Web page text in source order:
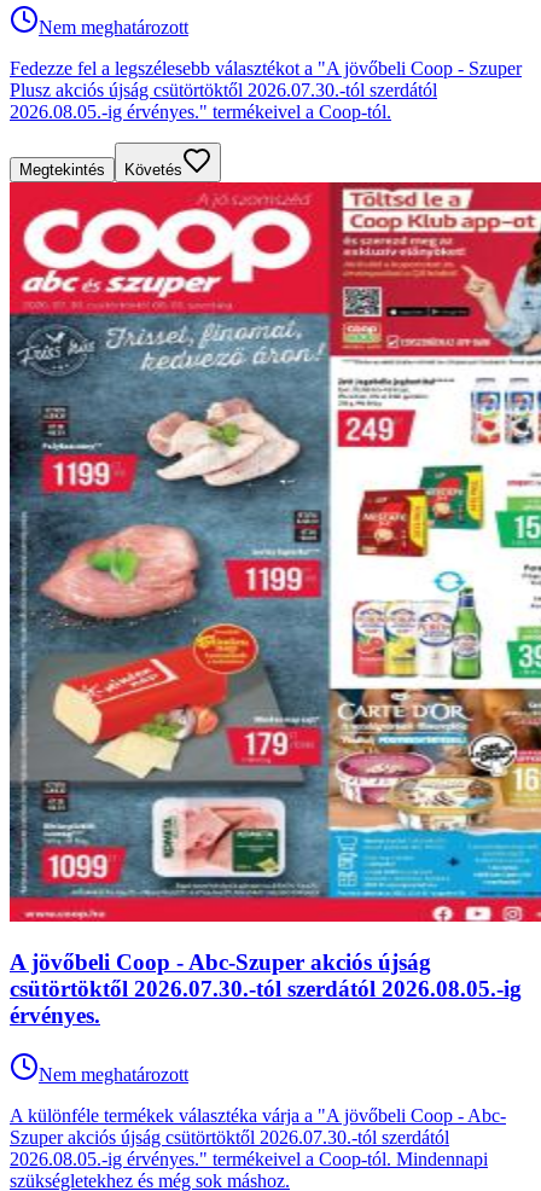
Nem meghatározott
Fedezze fel a legszélesebb választékot a "A jövőbeli Coop - Szuper
Plusz akciós újság csütörtöktől 2026.07.30.-tól szerdától
2026.08.05.-ig érvényes." termékeivel a Coop-tól.
Megtekintés Követés
A jövőbeli Coop - Abc-Szuper akciós újság
csütörtöktől 2026.07.30.-tól szerdától 2026.08.05.-ig
érvényes.
Nem meghatározott
A különféle termékek választéka várja a "A jövőbeli Coop - Abc-
Szuper akciós újság csütörtöktől 2026.07.30.-tól szerdától
2026.08.05.-ig érvényes." termékeivel a Coop-tól. Mindennapi
szükségletekhez és még sok máshoz.